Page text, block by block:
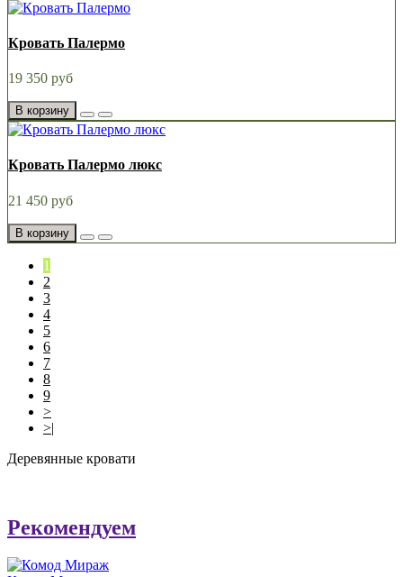
Кровать Палермо
19 350 руб
В корзину
Кровать Палермо люкс
21 450 руб
В корзину
1
2
3
4
5
6
7
8
9
>
>|
Деревянные кровати
Рекомендуем